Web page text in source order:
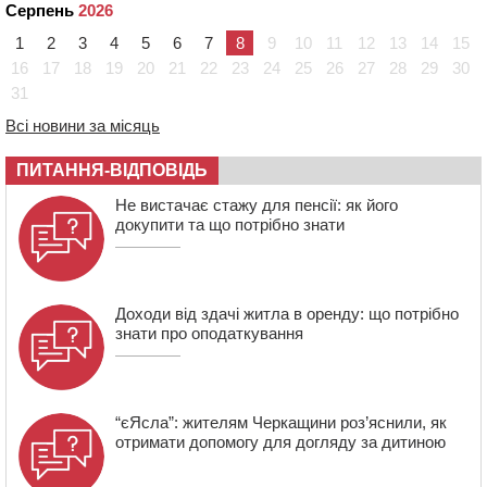
11:29
транспорту на трьох вулицях
10:54
На Черкащині кількість укриттів збільшилась
10:15 У Черкасах водій Audi Q5 спричинив аварію, не
09:42 “Черкасиводоканал” пропонує підвищити
тарифи на воду та водовідведення з 2027 року
Серпень 2026
1
2 3 4 5 6 7 8 9 10 11 12 13 14
15
16
17 18 19 20 21 22 23 24 25 26 27 28 29
30
31
Всі новини за місяць
ПИТАННЯ-ВІДПОВІДЬ
Не вистачає стажу для пенсії: як його
докупити та що потрібно знати
Доходи від здачі житла в оренду: що потрібно
знати про оподаткування
“єЯсла”: жителям Черкащини роз’яснили, як
отримати допомогу для догляду за дитиною